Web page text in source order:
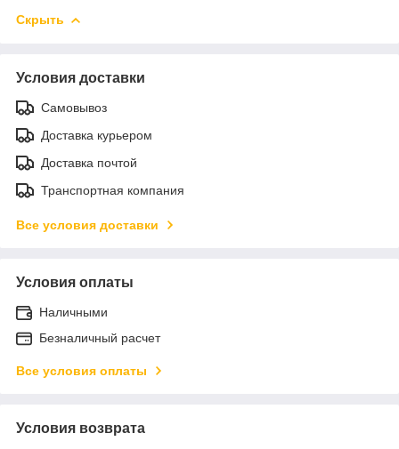
Скрыть
Условия доставки
Самовывоз
Доставка курьером
Доставка почтой
Транспортная компания
Все условия доставки
Условия оплаты
Наличными
Безналичный расчет
Все условия оплаты
Условия возврата